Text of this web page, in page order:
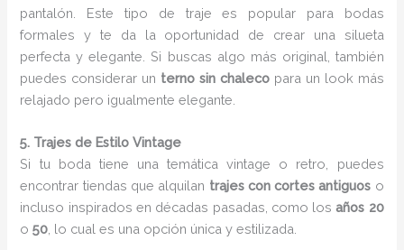
pantalón. Este tipo de traje es popular para bodas
formales y te da la oportunidad de crear una silueta
perfecta y elegante. Si buscas algo más original, también
puedes considerar un terno sin chalecopara un look más
relajado pero igualmente elegante.
5. Trajes de Estilo Vintage
Si tu boda tiene una temática vintage o retro, puedes
encontrar tiendas que alquilan trajes con cortes antiguos o
incluso inspirados en décadas pasadas, como losaños 20
o50 , lo cual es una opción única y estilizada.